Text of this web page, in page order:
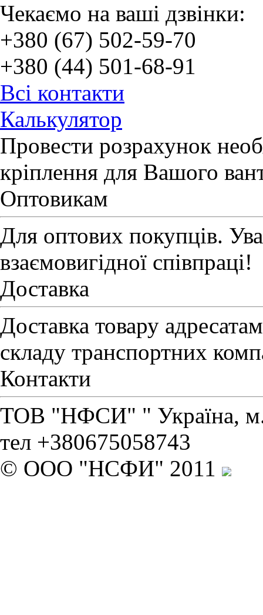
Чекаємо на ваші дзвінки:
+380 (67) 502-59-70
+380 (44) 501-68-91
Всі контакти
Калькулятор
Провести розрахунок
кріплення для Вашого
Оптовикам
Для оптових покупців.
взаємовигідної співпраці!
Доставка
Доставка товару
складу транспортних
Контакти
ТОВ "НФСИ" " Україна, м.
тел +380675058743
© ООО "НСФИ" 2011